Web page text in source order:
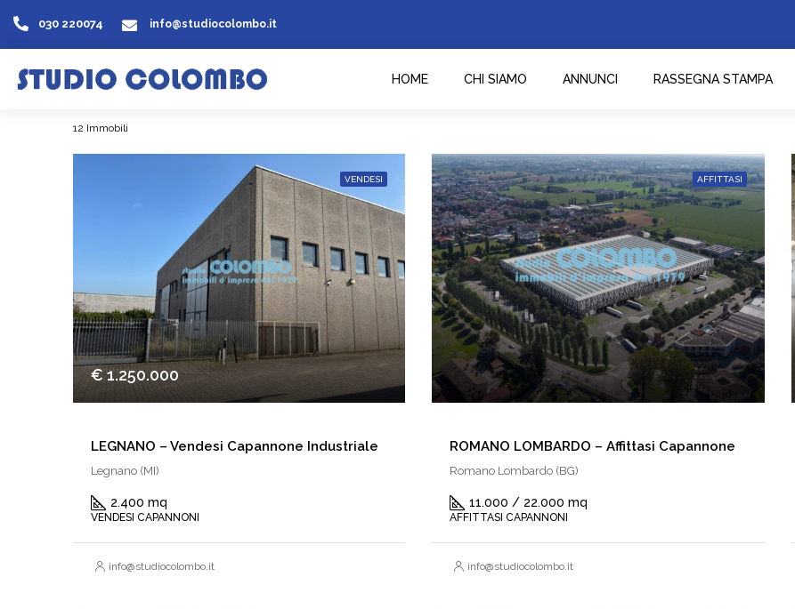
030 220074 info@studiocolombo.it
HOME CHI SIAMO ANNUNCI RASSEGNA STAMPA
12 Immobili
VENDESI
€ 1.250.000
LEGNANO – Vendesi Capannone Industriale
Legnano (MI)
2.400 mq
VENDESI CAPANNONI
info@studiocolombo.it
AFFITTASI
ROMANO LOMBARDO – Affittasi Capannone
Romano Lombardo (BG)
11.000 / 22.000 mq
AFFITTASI CAPANNONI
info@studiocolombo.it